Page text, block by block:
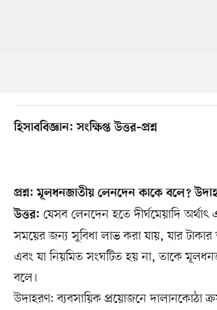
হিসাববিজ্ঞান: সংক্ষিপ্ত উত্তর–প্রশ্ন
প্রশ্ন: মূলধনজাতীয় লেনদেন কাকে বলে?
উত্তর: যেসব লেনদেন হতে দীর্ঘমেয়াদি
সময়ের জন্য সুবিধা লাভ করা যায়, যার
এবং যা নিয়মিত সংঘটিত হয় না, তাকে
বলে।
উদাহরণ: ব্যবসায়িক প্রয়োজনে দালানকোঠা